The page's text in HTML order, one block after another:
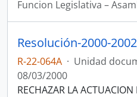
Funcion Legislativa –
Resolución-2000-2002
R-22-064A · Unidad
08/03/2000
RECHAZAR LA